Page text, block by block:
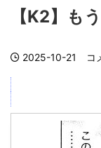
【K2】も
2025-10-21 コ